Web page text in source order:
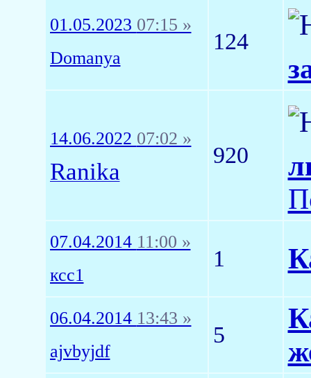
01.05.2023 07:15 »
Domanya
124
14.06.2022 07:02 »
Ranika
920
07.04.2014 11:00 »
ксс1
1
06.04.2014 13:43 »
ajvbyjdf
5